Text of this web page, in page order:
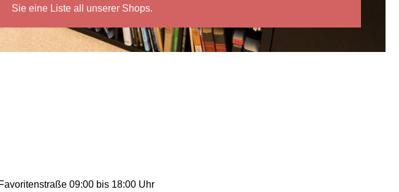
Sie eine Liste all unserer Shops.
09:00 bis 18:00 Uhr